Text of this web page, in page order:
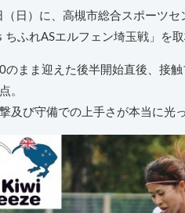
日）に、高槻市総合スポーツ
ちふれASエルフェン埼玉戦」を取
のまま迎えた後半開始直後、接
。
及び守備での上手さが本当に光